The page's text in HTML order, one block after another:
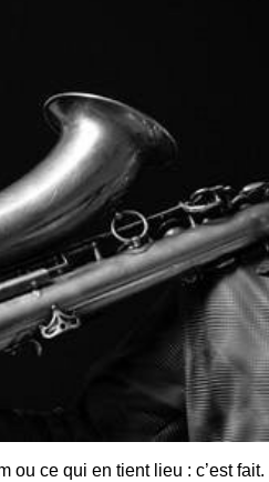
ou ce qui en tient lieu : c’est